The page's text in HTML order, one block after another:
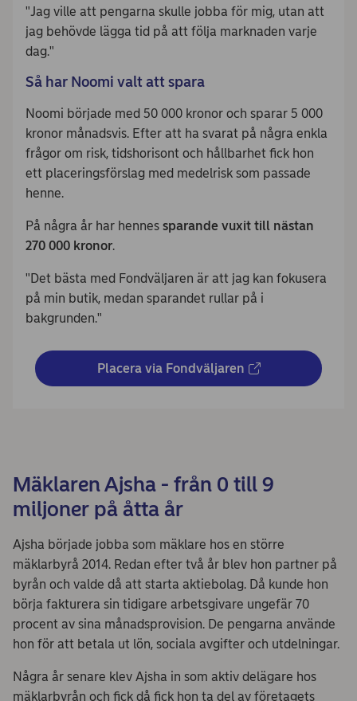
"Jag ville att pengarna skulle jobba för mig, utan att
jag behövde lägga tid på att följa marknaden varje
dag."
Så har Noomi valt att spara
Noomi började med 50 000 kronor och sparar 5 000
kronor månadsvis. Efter att ha svarat på några enkla
frågor om risk, tidshorisont och hållbarhet fick hon
ett placeringsförslag med medelrisk som passade
henne.
På några år har hennes sparande vuxit till nästan
270 000 kronor.
"Det bästa med Fondväljaren är att jag kan fokusera
på min butik, medan sparandet rullar på i
bakgrunden."
Placera via Fondväljaren
Mäklaren Ajsha - från 0 till 9
miljoner på åtta år
Ajsha började jobba som mäklare hos en större
mäklarbyrå 2014. Redan efter två år blev hon partner på
byrån och valde då att starta aktiebolag. Då kunde hon
börja fakturera sin tidigare arbetsgivare ungefär 70
procent av sina månadsprovision. De pengarna använde
hon för att betala ut lön, sociala avgifter och utdelningar.
Några år senare klev Ajsha in som aktiv delägare hos
mäklarbyrån och fick då fick hon ta del av företagets